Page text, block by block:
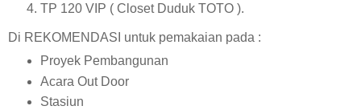
TP 120 VIP ( Closet Duduk TOTO ).
Di REKOMENDASI untuk pemakaian pada :
Proyek Pembangunan
Acara Out Door
Stasiun